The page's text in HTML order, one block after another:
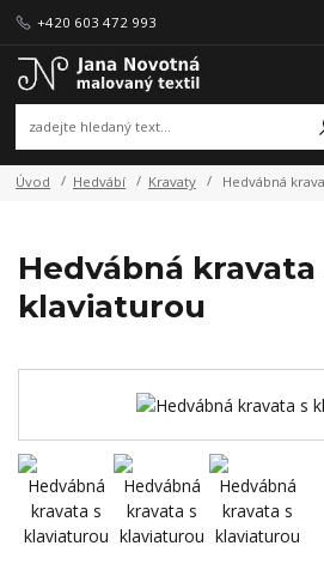
+420 603 472 993
Úvod Hedvábí Kravaty Hedvábná
Hedvábná kravata
klaviaturou